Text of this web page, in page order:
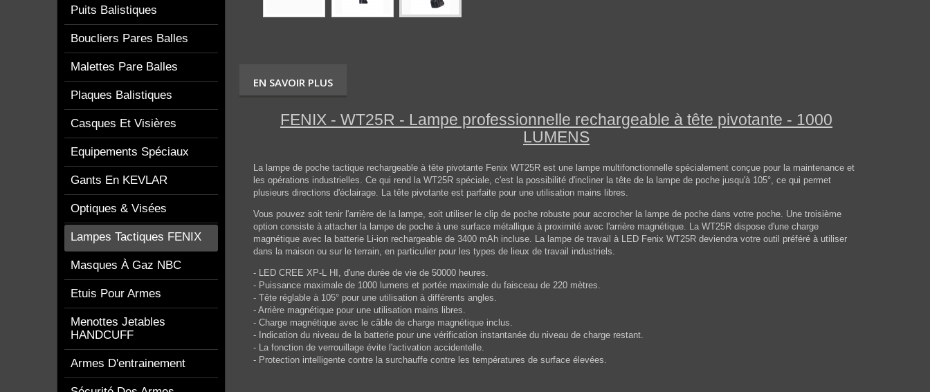
Puits Balistiques
Boucliers Pares Balles
Malettes Pare Balles
Plaques Balistiques
Casques Et Visières
Equipements Spéciaux
Gants En KEVLAR
Optiques & Visées
Lampes Tactiques FENIX
Masques À Gaz NBC
Etuis Pour Armes
Menottes Jetables
HANDCUFF
Armes D'entrainement
EN SAVOIR PLUS
FENIX - WT25R - Lampe professionnelle rechargeable à tête pivotante - 1000
LUMENS
La lampe de poche tactique rechargeable à tête pivotante Fenix WT25R est une lampe multifonctionnelle spécialement conçue pour la maintenance et
les opérations industrielles. Ce qui rend la WT25R spéciale, c'est la possibilité d'incliner la tête de la lampe de poche jusqu'à 105°, ce qui permet
plusieurs directions d'éclairage. La tête pivotante est parfaite pour une utilisation mains libres.
Vous pouvez soit tenir l'arrière de la lampe, soit utiliser le clip de poche robuste pour accrocher la lampe de poche dans votre poche. Une troisième
option consiste à attacher la lampe de poche à une surface métallique à proximité avec l'arrière magnétique. La WT25R dispose d'une charge
magnétique avec la batterie Li-ion rechargeable de 3400 mAh incluse. La lampe de travail à LED Fenix WT25R deviendra votre outil préféré à utiliser
dans la maison ou sur le terrain, en particulier pour les types de lieux de travail industriels.
- LED CREE XP-L HI, d'une durée de vie de 50000 heures.
- Puissance maximale de 1000 lumens et portée maximale du faisceau de 220 mètres.
- Tête réglable à 105° pour une utilisation à différents angles.
- Arrière magnétique pour une utilisation mains libres.
- Charge magnétique avec le câble de charge magnétique inclus.
- Indication du niveau de la batterie pour une vérification instantanée du niveau de charge restant.
- La fonction de verrouillage évite l'activation accidentelle.
- Protection intelligente contre la surchauffe contre les températures de surface élevées.